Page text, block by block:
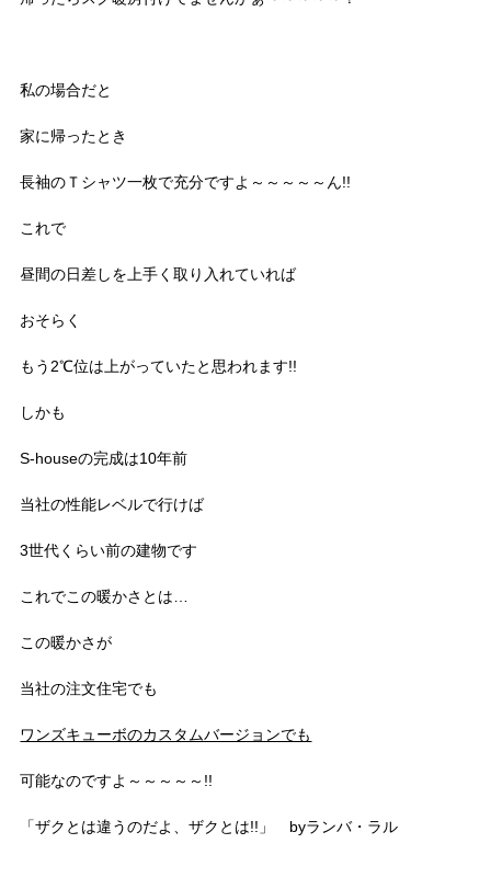
私の場合だと
家に帰ったとき
長袖のＴシャツ一枚で充分ですよ～～～～～ん!!
これで
昼間の日差しを上手く取り入れていれば
おそらく
もう2℃位は上がっていたと思われます!!
しかも
S-houseの完成は10年前
当社の性能レベルで行けば
3世代くらい前の建物です
これでこの暖かさとは…
この暖かさが
当社の注文住宅でも
ワンズキューボのカスタムバージョンでも
可能なのですよ～～～～～!!
「ザクとは違うのだよ、ザクとは!!」 byランバ・ラル